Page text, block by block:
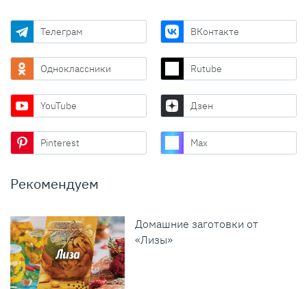
Телеграм ВКонтакте
Одноклассники Rutube
YouTube Дзен
Pinterest Max
Рекомендуем
Домашние заготовки от
«Лизы»